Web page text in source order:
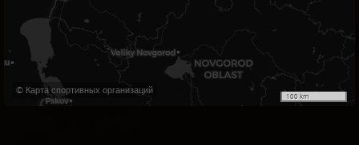
© Карта спортивных организаций
100 km